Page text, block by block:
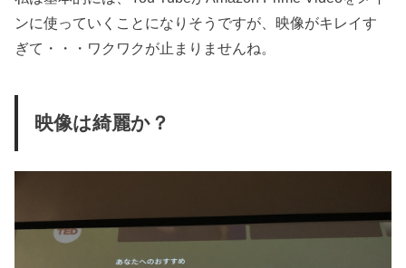
ンに使っていくことになりそうですが、映像がキレイす
ぎて・・・ワクワクが止まりませんね。
映像は綺麗か？